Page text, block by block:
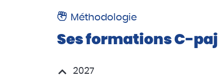
Méthodologie
Ses formations C-
2027